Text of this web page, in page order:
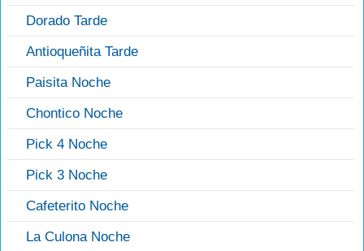
Dorado Tarde
Antioqueñita Tarde
Paisita Noche
Chontico Noche
Pick 4 Noche
Pick 3 Noche
Cafeterito Noche
La Culona Noche